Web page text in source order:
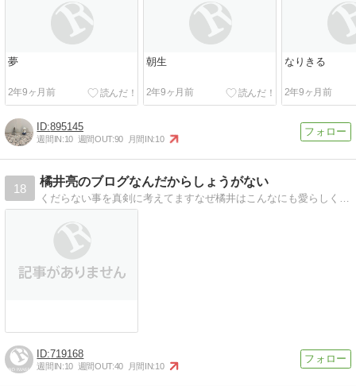
夢
2年9ヶ月前
朝生
2年9ヶ月前
なりきる
2年9ヶ月前
895145
週間IN:10 週間OUT:90 月間IN:10
18
橘井亮のブログなんだからしょうがない
719168
週間IN:10 週間OUT:40 月間IN:10